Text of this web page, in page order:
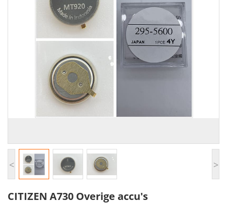
< >
CITIZEN A730 Overige accu's